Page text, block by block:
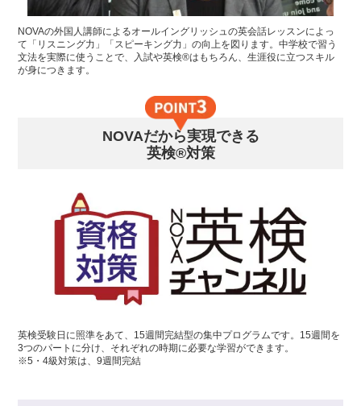
NOVAの外国人講師によるオールイングリッシュの英会話レッスンによっ
て「リスニング力」「スピーキング力」の向上を図ります。中学校で習う
文法を実際に使うことで、入試や英検®はもちろん、生涯役に立つスキル
が身につきます。
NOVAだから実現できる
英検®対策
英検受験日に照準をあて、15週間完結型の集中プログラムです。15週間を
3つのパートに分け、それぞれの時期に必要な学習ができます。
※5・4級対策は、9週間完結